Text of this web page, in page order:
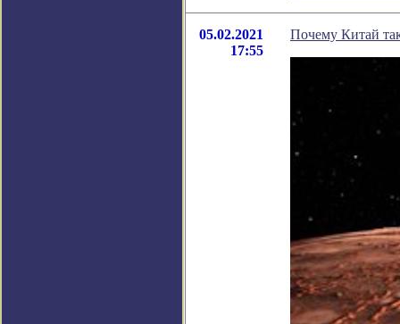
05.02.2021
17:55
Почему Китай